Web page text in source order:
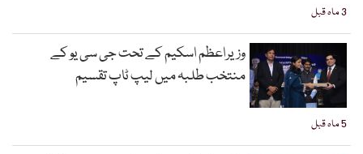
3 ماہ قبل
5 ماہ قبل
وزیراعظم اسکیم کے تحت جی سی یو کے
منتخب طلبہ میں لیپ ٹاپ تقسیم